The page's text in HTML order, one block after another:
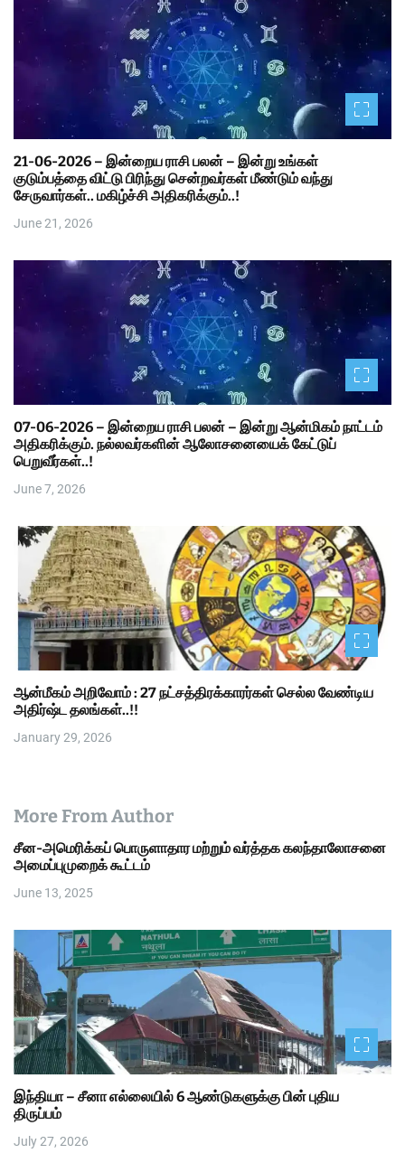
21-06-2026 – இன்றைய ராசி பலன் – இன்று உங்கள்
குடும்பத்தை விட்டு பிரிந்து சென்றவர்கள் மீண்டும் வந்து
சேருவார்கள்.. மகிழ்ச்சி அதிகரிக்கும்..!
June 21, 2026
07-06-2026 – இன்றைய ராசி பலன் – இன்று ஆன்மிகம் நாட்டம்
அதிகரிக்கும். நல்லவர்களின் ஆலோசனையைக் கேட்டுப்
பெறுவீர்கள்..!
June 7, 2026
ஆன்மீகம் அறிவோம் : 27 நட்சத்திரக்காரர்கள் செல்ல வேண்டிய
அதிர்ஷ்ட தலங்கள்..!!
January 29, 2026
More From Author
சீன-அமெரிக்கப் பொருளாதார மற்றும் வர்த்தக கலந்தாலோசனை
அமைப்புமுறைக் கூட்டம்
June 13, 2025
இந்தியா – சீனா எல்லையில் 6 ஆண்டுகளுக்கு பின் புதிய
திருப்பம்
July 27, 2026